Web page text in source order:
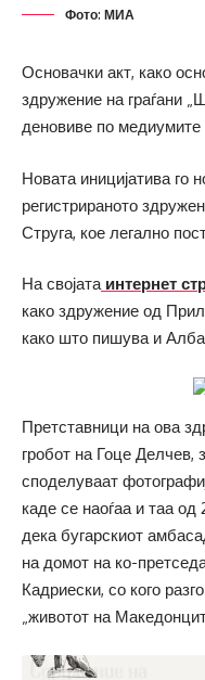
Фото: МИА
Основачки акт, како
здружение на граѓани
деновиве по медиумите
Новата иницијатива го
регистрираното
Струга, кое легално
На својатаинтернет
како здружение од
како што пишува и
Претставници на ова
гробот на Гоце Делчев,
споделуваат
каде се наоѓаа и таа од
дека бугарскиот
на домот на ко-
Кадриески, со кого
„животот на